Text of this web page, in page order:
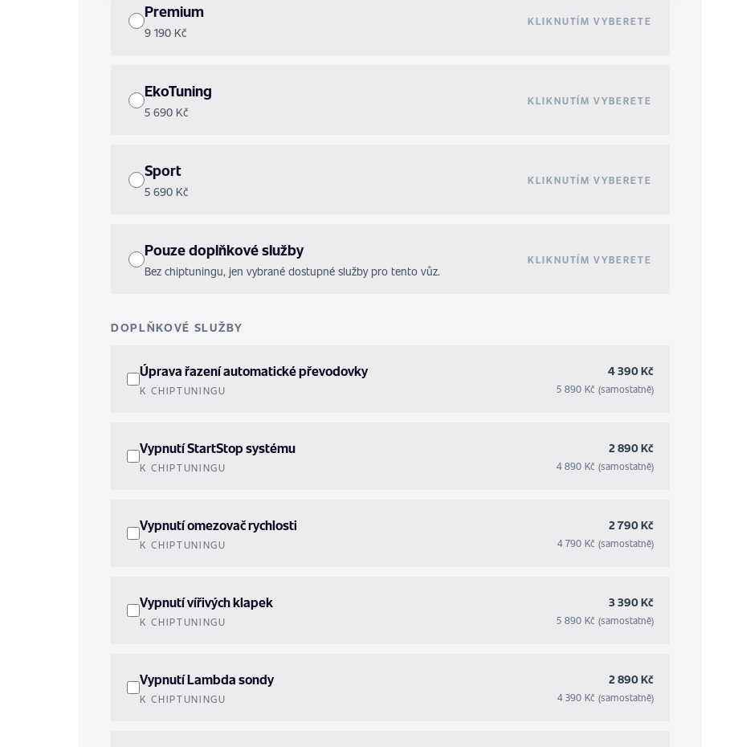
Premium
9 190 Kč
KLIKNUTÍM VYBERETE
EkoTuning
5 690 Kč
KLIKNUTÍM VYBERETE
Sport
5 690 Kč
KLIKNUTÍM VYBERETE
Pouze doplňkové služby
Bez chiptuningu, jen vybrané dostupné služby pro tento vůz.
KLIKNUTÍM VYBERETE
DOPLŇKOVÉ SLUŽBY
Úprava řazení automatické převodovky
K CHIPTUNINGU
4 390 Kč
5 890 Kč (samostatně)
Vypnutí StartStop systému
K CHIPTUNINGU
2 890 Kč
4 890 Kč (samostatně)
Vypnutí omezovač rychlosti
K CHIPTUNINGU
2 790 Kč
4 790 Kč (samostatně)
Vypnutí vířivých klapek
K CHIPTUNINGU
3 390 Kč
5 890 Kč (samostatně)
Vypnutí Lambda sondy
K CHIPTUNINGU
2 890 Kč
4 390 Kč (samostatně)